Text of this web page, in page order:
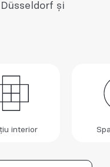
și
interior